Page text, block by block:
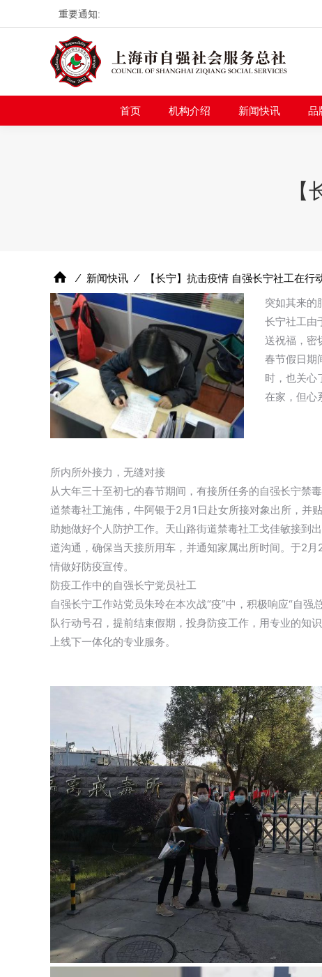
重要通知:
首页 机构介绍 新闻快讯 品
⁄ 新闻快讯 ⁄
【长宁】抗击疫情 自强长宁社工在行
突如其来的
长宁社工由
送祝福，密
春节假日期
时，也关心
在家，但心
所内所外接力，无缝对接
从大年三十至初七的春节期间，有接所任务的自强长宁禁
道禁毒社工施伟，牛阿银于2月1日赴女所接对象出所，并
助她做好个人防护工作。天山路街道禁毒社工戈佳敏接到
道沟通，确保当天接所用车，并通知家属出所时间。于2
情做好防疫宣传。
防疫工作中的自强长宁党员社工
自强长宁工作站党员朱玲在本次战“疫”中，积极响应“自
队行动号召，提前结束假期，投身防疫工作，用专业的知
上线下一体化的专业服务。
首页 机构介绍 新闻